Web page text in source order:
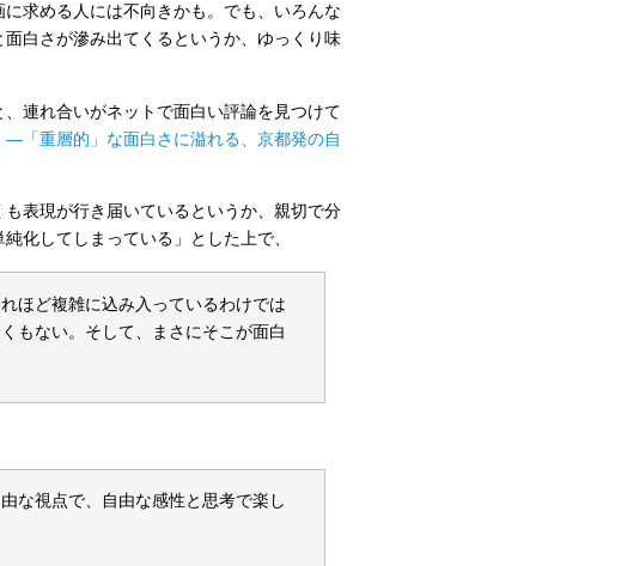
求める人には不向きかも。でも、いろんな
白さが滲み出てくるというか、ゆっくり味
連れ合いがネットで面白い評論を見つけて
―「重層的」な面白さに溢れる、京都発の自
表現が行き届いているというか、親切で分
化してしまっている」とした上で、
ほど複雑に込み入っているわけでは
もない。そして、まさにそこが面白
な視点で、自由な感性と思考で楽し